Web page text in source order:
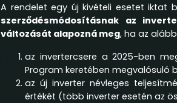
A rendelet egy új kivételi esetet iktat
szerződésmódosításnak az
változását alapozná meg, ha az
az invertercsere a 2025-ben
Program keretében megvalósuló
az új inverter névleges
értékét (több inverter esetén az